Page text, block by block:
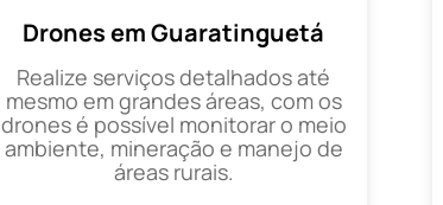
Drones em Guaratinguetá
Realize serviços detalhados até
mesmo em grandes áreas, com os
drones é possível monitorar o meio
ambiente, mineração e manejo de
áreas rurais.